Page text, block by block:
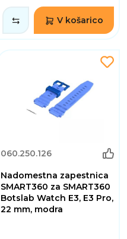
V košarico
060.250.126
Nadomestna zapestnica
SMART360 za SMART360
Botslab Watch E3, E3 Pro,
22 mm, modra